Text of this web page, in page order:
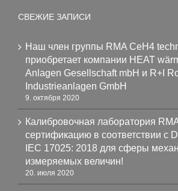
СВЕЖИЕ ЗАПИСИ
Наш член группы RMA CeH4
приобретает компании HEAT
Anlagen Gesellschaft mbH и R+I
Industrieanlagen GmbH
9. октября 2020
Калибровочная лаборатория
сертификацию в соответствии с
IEC 17025: 2018 для сферы
измеряемых величин!
20. июля 2020